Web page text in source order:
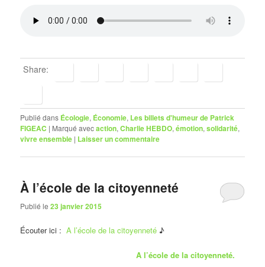
Share:
Publié dans Écologie, Économie, Les billets d'humeur de Patrick
FIGEAC | Marqué avecaction,Charlie HEBDO,émotion,solidarité,
vivre ensemble | Laisser un commentaire
À l’école de la citoyenneté
Publié le23 janvier 2015
Écouter ici :A l’école de la citoyenneté ♪
A l’école de la citoyenneté.